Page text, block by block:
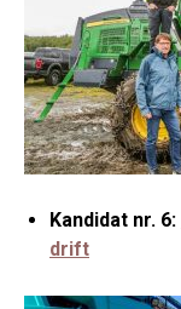
Kandidat nr. 6:
drift